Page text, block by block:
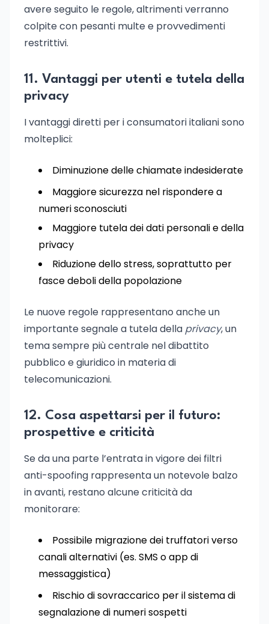
avere seguito le regole, altrimenti verranno
colpite con pesanti multe e provvedimenti
restrittivi.
11. Vantaggi per utenti e tutela della
privacy
I vantaggi diretti per i consumatori italiani sono
molteplici:
Diminuzione delle chiamate indesiderate
Maggiore sicurezza nel rispondere a
numeri sconosciuti
Maggiore tutela dei dati personali e della
privacy
Riduzione dello stress, soprattutto per
fasce deboli della popolazione
Le nuove regole rappresentano anche un
importante segnale a tutela della privacy, un
tema sempre più centrale nel dibattito
pubblico e giuridico in materia di
telecomunicazioni.
12. Cosa aspettarsi per il futuro:
prospettive e criticità
Se da una parte l’entrata in vigore dei filtri
anti-spoofing rappresenta un notevole balzo
in avanti, restano alcune criticità da
monitorare:
Possibile migrazione dei truffatori verso
canali alternativi (es. SMS o app di
messaggistica)
Rischio di sovraccarico per il sistema di
segnalazione di numeri sospetti